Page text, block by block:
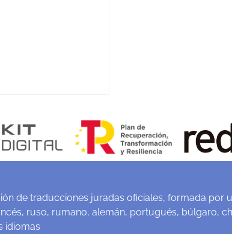
de traducciones juradas oficiales, formada por
ruso, rumano, alemán, portugués, búlgaro,
idiomas